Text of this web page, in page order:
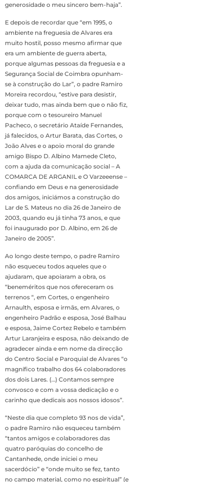
generosidade o meu sincero bem-haja”.
E depois de recordar que “em 1995, o
ambiente na freguesia de Alvares era
muito hostil, posso mesmo afirmar que
era um ambiente de guerra aberta,
porque algumas pessoas da freguesia e a
Segurança Social de Coimbra opunham-
se à construção do Lar”, o padre Ramiro
Moreira recordou, “estive para desistir,
deixar tudo, mas ainda bem que o não fiz,
porque com o tesoureiro Manuel
Pacheco, o secretário Ataíde Fernandes,
já falecidos, o Artur Barata, das Cortes, o
João Alves e o apoio moral do grande
amigo Bispo D. Albino Mamede Cleto,
com a ajuda da comunicação social – A
COMARCA DE ARGANIL e O Varzeeense –
confiando em Deus e na generosidade
dos amigos, iniciámos a construção do
Lar de S. Mateus no dia 26 de Janeiro de
2003, quando eu já tinha 73 anos, e que
foi inaugurado por D. Albino, em 26 de
Janeiro de 2005”.
Ao longo deste tempo, o padre Ramiro
não esqueceu todos aqueles que o
ajudaram, que apoiaram a obra, os
“beneméritos que nos ofereceram os
terrenos “, em Cortes, o engenheiro
Arnaulth, esposa e irmãs, em Alvares, o
engenheiro Padrão e esposa, José Balhau
e esposa, Jaime Cortez Rebelo e também
Artur Laranjeira e esposa, não deixando de
agradecer ainda e em nome da direcção
do Centro Social e Paroquial de Alvares “o
magnífico trabalho dos 64 colaboradores
dos dois Lares. (…) Contamos sempre
convosco e com a vossa dedicação e o
carinho que dedicais aos nossos idosos”.
“Neste dia que completo 93 nos de vida”,
o padre Ramiro não esqueceu também
“tantos amigos e colaboradores das
quatro paróquias do concelho de
Cantanhede, onde iniciei o meu
sacerdócio” e “onde muito se fez, tanto
no campo material, como no espiritual” (e